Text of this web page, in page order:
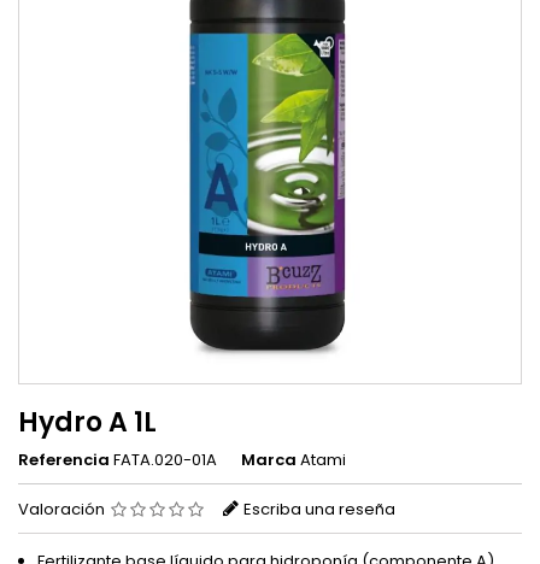
Hydro A 1L
Referencia FATA.020-01A Marca Atami
Valoración Escriba una reseña